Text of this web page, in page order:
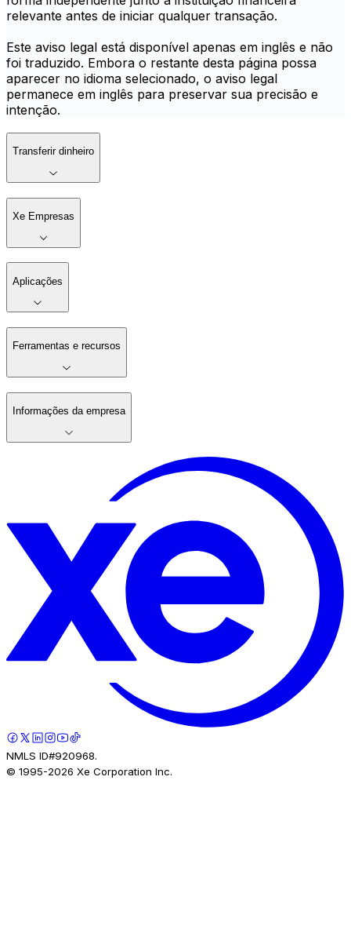
relevante antes de iniciar qualquer transação.
Este aviso legal está disponível apenas em inglês e não
foi traduzido. Embora o restante desta página possa
aparecer no idioma selecionado, o aviso legal
permanece em inglês para preservar sua precisão e
intenção.
Transferir dinheiro
Xe Empresas
Aplicações
Ferramentas e recursos
Informações da empresa
NMLS ID#920968.
© 1995-2026 Xe Corporation Inc.